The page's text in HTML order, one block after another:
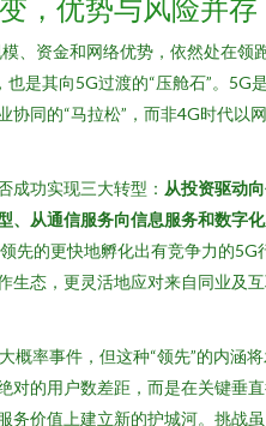
，优势与风险并存
、资金和网络优势，依然处在领
是其向5G过渡的“压舱石”。5G
协同的“马拉松”，而非4G时代以
成功实现三大转型： 从投资驱动
、从通信服务向信息服务和数字
先的更快地孵化出有竞争力的5G
生态，更灵活地应对来自同业及
概率事件，但这种“领先”的内涵
对的用户数差距，而是在关键垂
务价值上建立新的护城河。挑战虽